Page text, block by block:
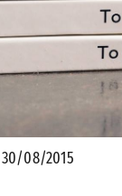
30/08/2015